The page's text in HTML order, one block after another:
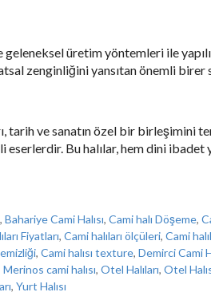
üretim yöntemleri ile
zenginliğini yansıtan önemli
tarih ve sanatın özel bir birleşimini
eserlerdir. Bu halılar, hem dini
, Bahariye Cami Halısı, Cami halı Döşeme,
Fiyatları, Cami halıları ölçüleri, Cami
, Cami halısı texture, Demirci Cami
Merinos cami halısı, Otel Halıları, Otel
, Yurt Halısı